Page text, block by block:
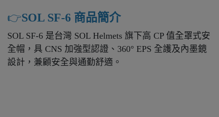
👉️SOL SF-6 商品簡介
SOL SF-6 是台灣 SOL Helmets 旗下高 CP 值全罩式安
全帽，具 CNS 加強型認證、360° EPS 全護及內墨鏡
設計，兼顧安全與通勤舒適。